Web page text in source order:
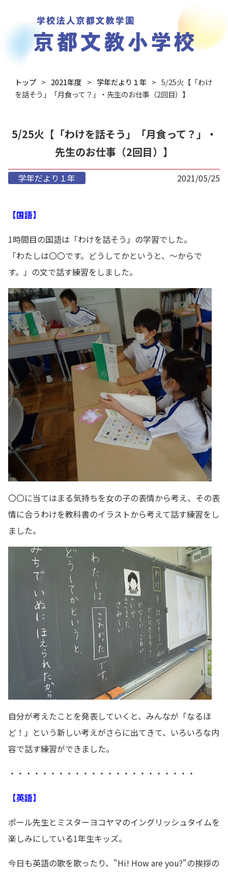
トップ 2021年度 学年だより１年
5/25火【「わけ
を話そう」「月食って？」・先生のお仕事（2回目）】
5/25火【「わけを話そう」「月食って？」・
先生のお仕事（2回目）】
学年だより１年 2021/05/25
【国語】
1時間目の国語は「わけを話そう」の学習でした。
「わたしは〇〇です。どうしてかというと、～からで
す。」の文で話す練習をしました。
〇〇に当てはまる気持ちを女の子の表情から考え、その表
情に合うわけを教科書のイラストから考えて話す練習をし
ました。
自分が考えたことを発表していくと、みんなが「なるほ
ど！」という新しい考えがさらに出てきて、いろいろな内
容で話す練習ができました。
・・・・・・・・・・・・・・・・・・・・・・・
【英語】
ポール先生とミスターヨコヤマのイングリッシュタイムを
楽しみにしている1年生キッズ。
今日も英語の歌を歌ったり、"Hi! How are you?"の挨拶の